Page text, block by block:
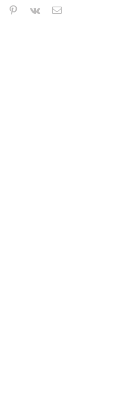
Tumblr Pinterest
Vk
E-